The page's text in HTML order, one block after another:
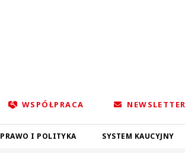
WSPÓŁPRACA NEWSLETTER
PRAWO I POLITYKA SYSTEM KAUCYJNY